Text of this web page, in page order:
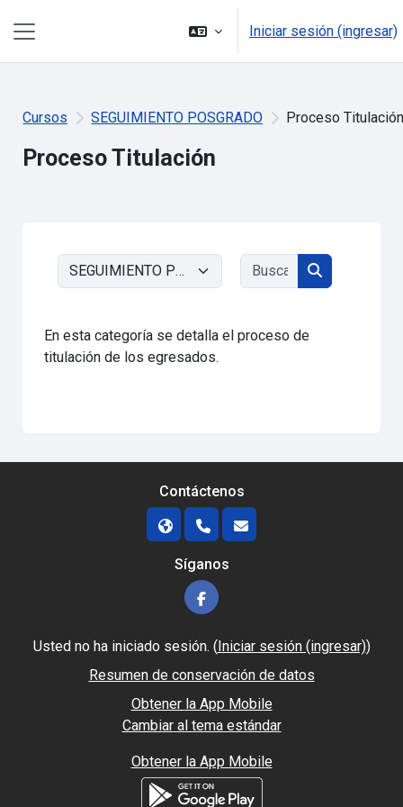
Iniciar sesión (ingresar)
Cursos SEGUIMIENTO POSGRADO Proceso
Proceso Titulación
Categorías
Buscar cursos
Buscar cursos
En esta categoría se detalla el proceso de
titulación de los egresados.
Contáctenos
Síganos
Usted no ha iniciado sesión. (Iniciar sesión (ingresar))
Resumen de conservación de datos
Obtener la App Mobile
Cambiar al tema estándar
Obtener la App Mobile